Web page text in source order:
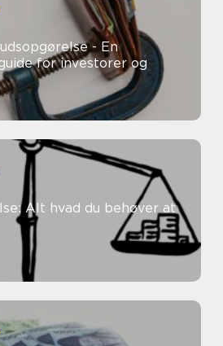
- En
for investorer og
Alt hvad du behøver at